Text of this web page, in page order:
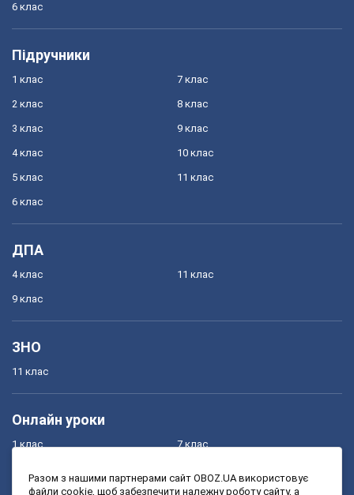
6 клас
Підручники
1 клас
2 клас
3 клас
4 клас
5 клас
6 клас
7 клас
8 клас
9 клас
10 клас
11 клас
ДПА
4 клас
9 клас
11 клас
ЗНО
11 клас
Онлайн уроки
1 клас 7 клас
Разом з нашими партнерами сайт OBOZ.UA використовує
файли cookie, щоб забезпечити належну роботу сайту, а